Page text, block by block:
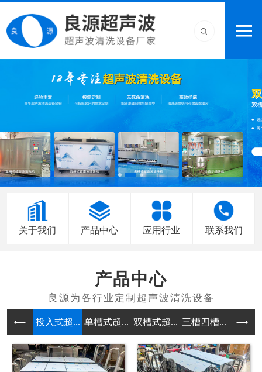
关于我们 产品中心 应用行业 联系我们
产品中心
投入式超... 单槽式超... 双槽式超... 三槽四槽... 多槽